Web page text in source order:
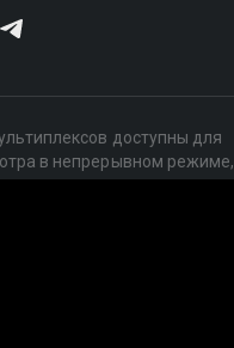
доступны для
в непрерывном режиме,